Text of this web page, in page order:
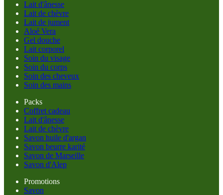
Lait d'ânesse
Lait de chèvre
Lait de jument
Aloé Vera
Gel douche
Lait corporel
Soin du visage
Soin du corps
Soin des cheveux
Soin des mains
Packs
Coffret cadeau
Lait d'ânesse
Lait de chèvre
Savon huile d'argan
Savon beurre karité
Savon de Marseille
Savon d'Alep
Promotions
Savon